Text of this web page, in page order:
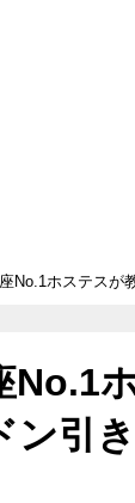
No.1ホステスが
No.1
ン引